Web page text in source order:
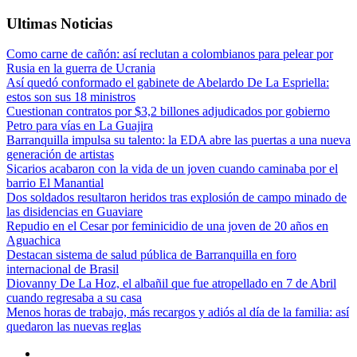
Ultimas Noticias
Como carne de cañón: así reclutan a colombianos para pelear por
Rusia en la guerra de Ucrania
Así quedó conformado el gabinete de Abelardo De La Espriella:
estos son sus 18 ministros
Cuestionan contratos por $3,2 billones adjudicados por gobierno
Petro para vías en La Guajira
Barranquilla impulsa su talento: la EDA abre las puertas a una nueva
generación de artistas
Sicarios acabaron con la vida de un joven cuando caminaba por el
barrio El Manantial
Dos soldados resultaron heridos tras explosión de campo minado de
las disidencias en Guaviare
Repudio en el Cesar por feminicidio de una joven de 20 años en
Aguachica
Destacan sistema de salud pública de Barranquilla en foro
internacional de Brasil
Diovanny De La Hoz, el albañil que fue atropellado en 7 de Abril
cuando regresaba a su casa
Menos horas de trabajo, más recargos y adiós al día de la familia: así
quedaron las nuevas reglas